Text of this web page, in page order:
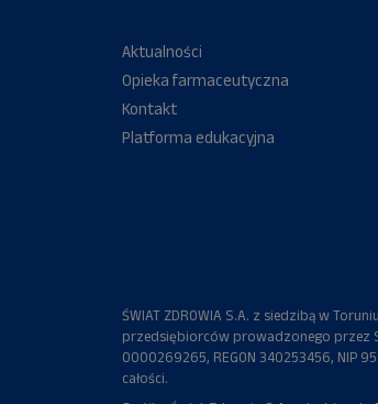
Aktualności
Opieka farmaceutyczna
Kontakt
Platforma edukacyjna
ŚWIAT ZDROWIA S.A. z siedzibą w
przedsiębiorców prowadzonego przez
0000269265, REGON 340253456, NIP
całości.